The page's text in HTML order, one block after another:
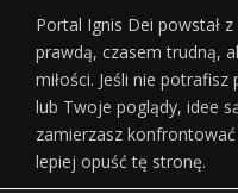
Portal Ignis Dei powstał
prawdą, czasem trudną,
miłości. Jeśli nie
lub Twoje poglądy, idee
zamierzasz
lepiej opuść tę stronę.